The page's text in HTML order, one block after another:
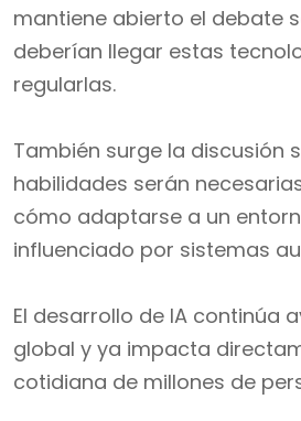
mantiene abierto el debate
deberían llegar estas
regularlas.
También surge la discusión
habilidades serán
cómo adaptarse a un
influenciado por sistemas
El desarrollo de IA continúa
global y ya impacta
cotidiana de millones de